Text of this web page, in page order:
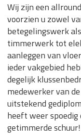
Wij zijn een
voorzien u zowel
betegelingswerk
timmerwerk tot
aanleggen van
ieder vakgebied
degelijk
medewerker van
uitstekend
heeft weer
getimmerde schuur!